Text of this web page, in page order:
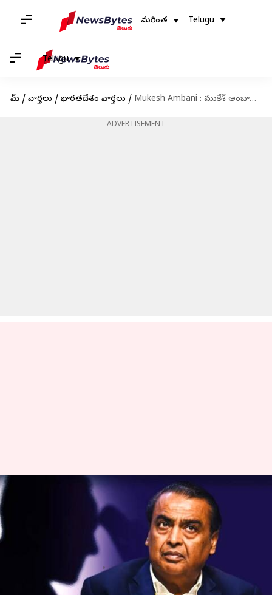
మరింత Telugu
Telugu
హోమ్ / వార్తలు / భారతదేశం వార్తలు / Mukesh Ambani : ముకేశ్ అంబానీకి తెలంగాణ,గుజరాతీ యువకుల బ్లాక్ మెయిల్స్.. ఎందుకో తెలుసా
ADVERTISEMENT
Mukesh Ambani : ముకేశ్
అంబానీకి తెలంగాణ,గుజరాతీ
యువకుల బ్లాక్ మెయిల్స్.. ఎందుకో
TEJAVYAS BESTHA Nov 06, 2023 02:28 pm